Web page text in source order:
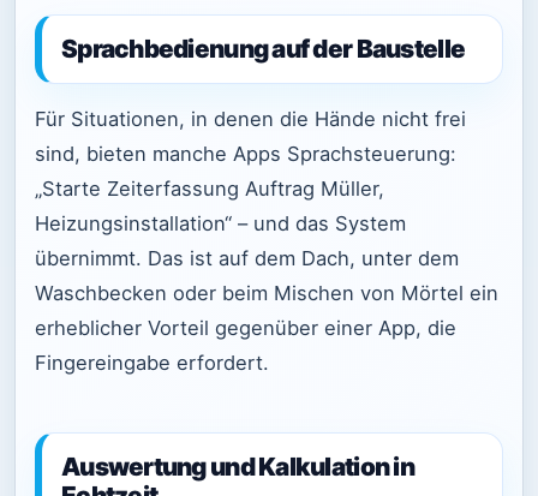
Sprachbedienung auf der Baustelle
Für Situationen, in denen die Hände nicht frei
sind, bieten manche Apps Sprachsteuerung:
„Starte Zeiterfassung Auftrag Müller,
Heizungsinstallation“ – und das System
übernimmt. Das ist auf dem Dach, unter dem
Waschbecken oder beim Mischen von Mörtel ein
erheblicher Vorteil gegenüber einer App, die
Fingereingabe erfordert.
Auswertung und Kalkulation in